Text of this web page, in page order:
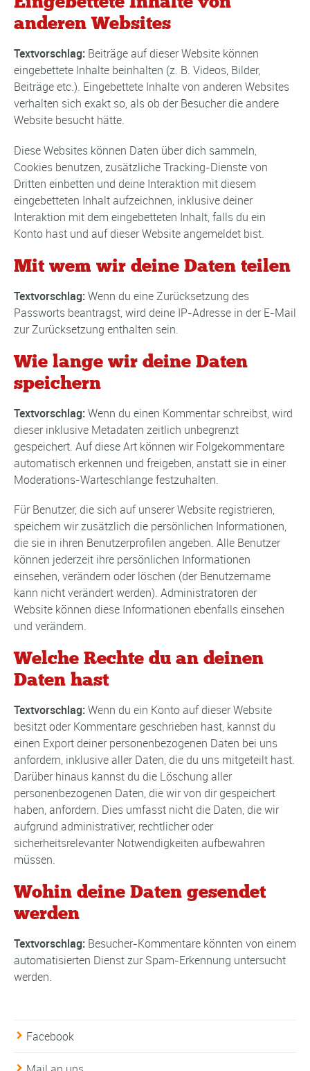
anderen Websites
Textvorschlag: Beiträge auf dieser Website können
eingebettete Inhalte beinhalten (z. B. Videos, Bilder,
Beiträge etc.). Eingebettete Inhalte von anderen Websites
verhalten sich exakt so, als ob der Besucher die andere
Website besucht hätte.
Diese Websites können Daten über dich sammeln,
Cookies benutzen, zusätzliche Tracking-Dienste von
Dritten einbetten und deine Interaktion mit diesem
eingebetteten Inhalt aufzeichnen, inklusive deiner
Interaktion mit dem eingebetteten Inhalt, falls du ein
Konto hast und auf dieser Website angemeldet bist.
Mit wem wir deine Daten teilen
Textvorschlag: Wenn du eine Zurücksetzung des
Passworts beantragst, wird deine IP-Adresse in der E-Mail
zur Zurücksetzung enthalten sein.
Wie lange wir deine Daten
speichern
Textvorschlag: Wenn du einen Kommentar schreibst, wird
dieser inklusive Metadaten zeitlich unbegrenzt
gespeichert. Auf diese Art können wir Folgekommentare
automatisch erkennen und freigeben, anstatt sie in einer
Moderations-Warteschlange festzuhalten.
Für Benutzer, die sich auf unserer Website registrieren,
speichern wir zusätzlich die persönlichen Informationen,
die sie in ihren Benutzerprofilen angeben. Alle Benutzer
können jederzeit ihre persönlichen Informationen
einsehen, verändern oder löschen (der Benutzername
kann nicht verändert werden). Administratoren der
Website können diese Informationen ebenfalls einsehen
und verändern.
Welche Rechte du an deinen
Daten hast
Textvorschlag: Wenn du ein Konto auf dieser Website
besitzt oder Kommentare geschrieben hast, kannst du
einen Export deiner personenbezogenen Daten bei uns
anfordern, inklusive aller Daten, die du uns mitgeteilt hast.
Darüber hinaus kannst du die Löschung aller
personenbezogenen Daten, die wir von dir gespeichert
haben, anfordern. Dies umfasst nicht die Daten, die wir
aufgrund administrativer, rechtlicher oder
sicherheitsrelevanter Notwendigkeiten aufbewahren
müssen.
Wohin deine Daten gesendet
werden
Textvorschlag: Besucher-Kommentare könnten von einem
automatisierten Dienst zur Spam-Erkennung untersucht
werden.
Facebook